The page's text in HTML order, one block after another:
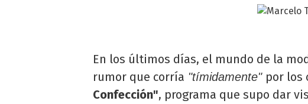
En los últimos días, el mundo de la
rumor que corría "tímidamente" por los
Confección", programa que supo dar